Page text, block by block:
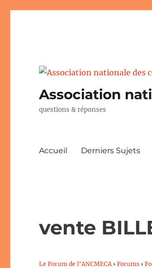
Association
questions & réponses
Accueil Derniers Sujets
vente
Le Forum de l’ANCMECA › Forums ›